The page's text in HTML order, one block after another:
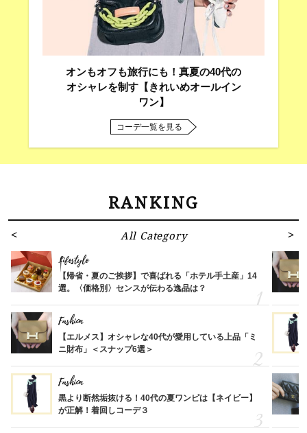
オンもオフも旅行にも！真夏の40代の
オシャレを制す【きれいめオールイン
ワン】
コーデ一覧を見る
RANKING
All Category
Lifestyle
【帰省・夏のご挨拶】で喜ばれる「ホテル手土産」14
選。〈価格別〉センスが伝わる逸品は？
Fashion
【エルメス】オシャレな40代が愛用している上品「ミ
ニ財布」＜スナップ6選＞
Fashion
黒より断然垢抜ける！40代の夏ワンピは【ネイビー】
が正解！着回しコーデ３